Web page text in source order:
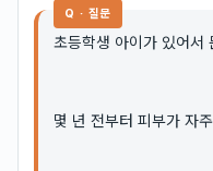
Q · 질문
초등학생 아이가 있어서
몇 년 전부터 피부가 자